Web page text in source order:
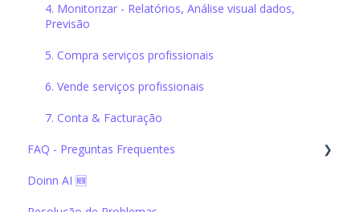
4. Monitorizar - Relatórios, Análise visual dados,
Previsão
5. Compra serviços profissionais
6. Vende serviços profissionais
7. Conta & Facturação
FAQ - Preguntas Frequentes
1. Conecte-se com todos - Integrações, Importações e
Doinn AI 🆕